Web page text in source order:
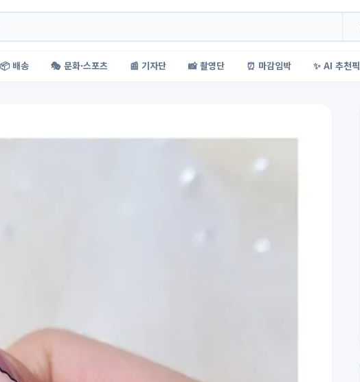
📦 배송 🎭 문화·스포츠 📰 기자단 📸 촬영단 ⏰ 마감임박 ✨ AI 추천픽